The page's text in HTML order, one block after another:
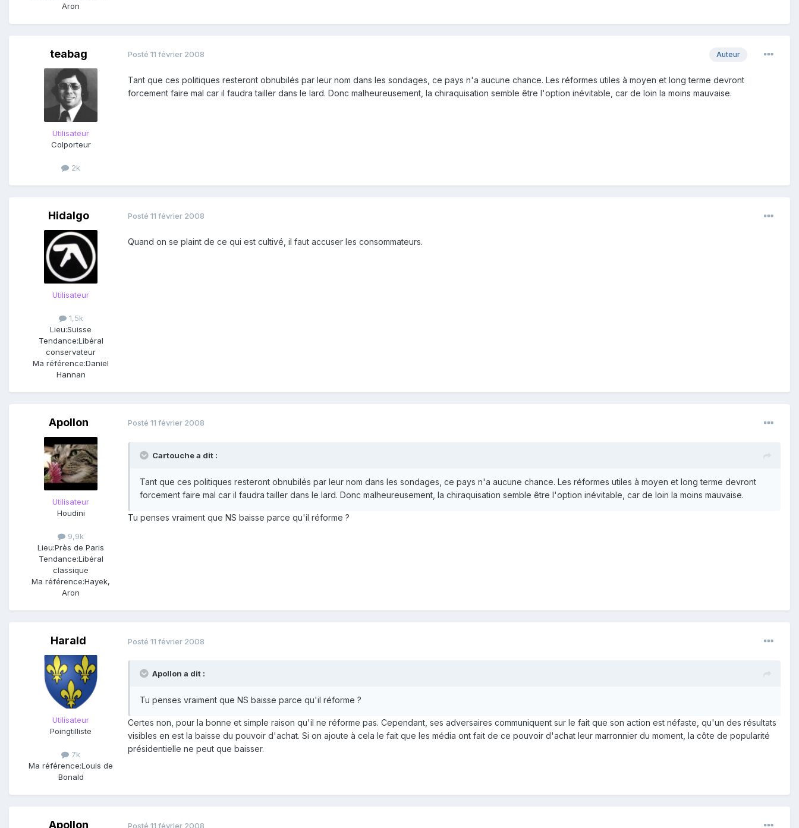
Aron
teabag
Utilisateur
Colporteur
2k
Auteur
Posté 11 février 2008
Tant que ces politiques resteront obnubilés par leur nom dans les sondages, ce pays n'a aucune chance. Les réformes utiles à moyen et long terme devront
forcement faire mal car il faudra tailler dans le lard. Donc malheureusement, la chiraquisation semble être l'option inévitable, car de loin la moins mauvaise.
Hidalgo
Utilisateur
1,5k
Lieu:Suisse
Tendance:Libéral
conservateur
Ma référence:Daniel
Hannan
Posté 11 février 2008
Quand on se plaint de ce qui est cultivé, il faut accuser les consommateurs.
Apollon
Utilisateur
Houdini
9,9k
Lieu:Près de Paris
Tendance:Libéral
classique
Ma référence:Hayek,
Aron
Posté 11 février 2008
Cartouche a dit :
Tant que ces politiques resteront obnubilés par leur nom dans les sondages, ce pays n'a aucune chance. Les réformes utiles à moyen et long terme devront
forcement faire mal car il faudra tailler dans le lard. Donc malheureusement, la chiraquisation semble être l'option inévitable, car de loin la moins mauvaise.
Tu penses vraiment que NS baisse parce qu'il réforme ?
Harald
Utilisateur
Poingtilliste
7k
Ma référence:Louis de
Bonald
Posté 11 février 2008
Apollon a dit :
Tu penses vraiment que NS baisse parce qu'il réforme ?
Certes non, pour la bonne et simple raison qu'il ne réforme pas. Cependant, ses adversaires communiquent sur le fait que son action est néfaste, qu'un des résultats
visibles en est la baisse du pouvoir d'achat. Si on ajoute à cela le fait que les média ont fait de ce pouvoir d'achat leur marronnier du moment, la côte de popularité
présidentielle ne peut que baisser.
Apollon Posté 11 février 2008